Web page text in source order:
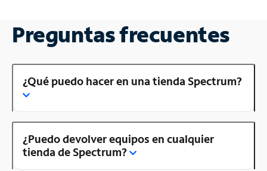
Preguntas frecuentes
¿Qué puedo hacer en una tienda Spectrum?
¿Puedo devolver equipos en cualquier
tienda de Spectrum?